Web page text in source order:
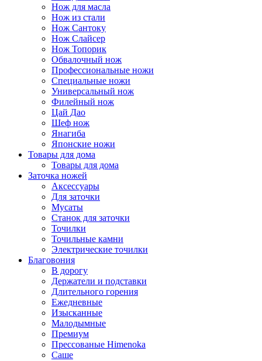
Нож для масла
Нож из стали
Нож Сантоку
Нож Слайсер
Нож Топорик
Обвалочный нож
Профессиональные ножи
Специальные ножи
Универсальный нож
Филейный нож
Цай Дао
Шеф нож
Янагиба
Японские ножи
Товары для дома
Товары для дома
Заточка ножей
Аксессуары
Для заточки
Мусаты
Станок для заточки
Точилки
Точильные камни
Электрические точилки
Благовония
В дорогу
Держатели и подставки
Длительного горения
Ежедневные
Изысканные
Малодымные
Премиум
Прессованые Himenoka
Саше